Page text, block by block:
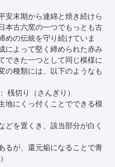
安末期から連綿と焼き続けら
本古六窯の一つでもっとも古
めの伝統を守り続けていま
によって堅く締められた赤み
できた一つとして同じ模様に
の種類には、以下のようなも
桟切り（さんぎり）
地にくっ付くことでできる模
どを置くき、該当部分が白く
るが、還元焔になることで青